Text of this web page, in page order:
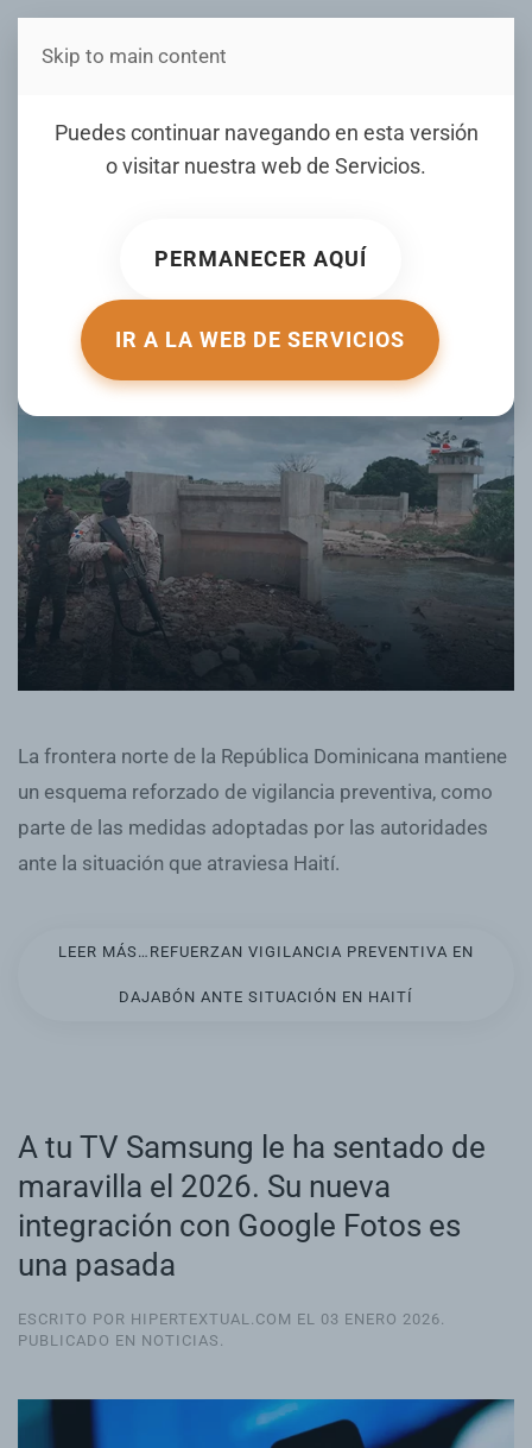
Estás en Telenord Medios
Puedes continuar navegando en esta versión
o visitar nuestra web de Servicios.
PERMANECER AQUÍ
IR A LA WEB DE SERVICIOS
Skip to main content
Refuerzan vigilancia preventiva en
ESCRITO POR DIARIOLIBRE.COM EL06 ABRIL 2026
La frontera norte de la República Dominicana mantiene
un esquema reforzado de vigilancia preventiva, como
parte de las medidas adoptadas por las autoridades
ante la situación que atraviesa Haití.
LEER MÁS…REFUERZAN VIGILANCIA PREVENTIVA EN
DAJABÓN ANTE SITUACIÓN EN HAITÍ
A tu TV Samsung le ha sentado de
maravilla el 2026. Su nueva
integración con Google Fotos es
una pasada
ESCRITO POR HIPERTEXTUAL.COM EL 03 ENERO 2026
PUBLICADO EN NOTICIAS